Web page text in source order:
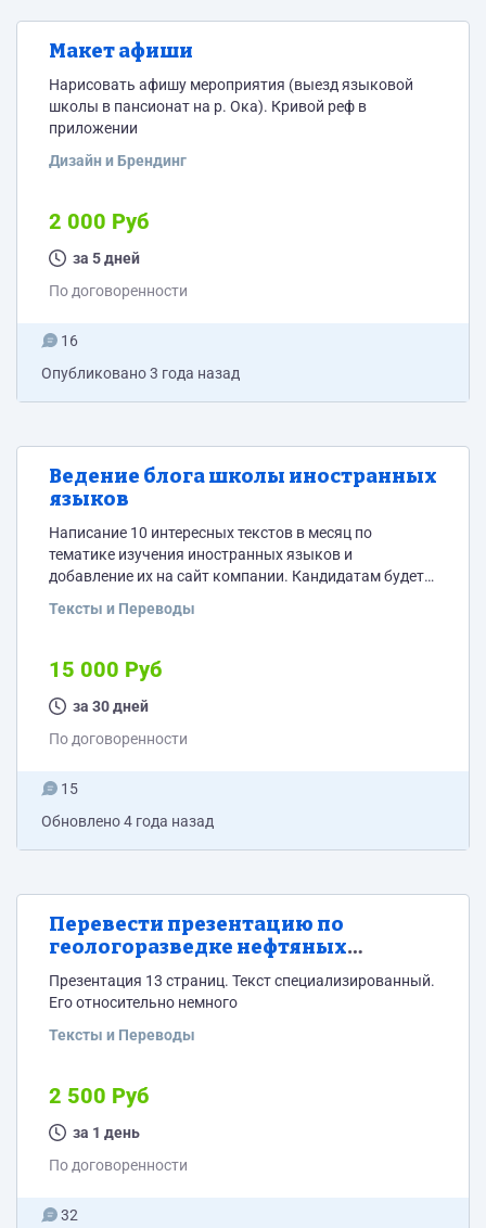
Макет афиши
Нарисовать афишу мероприятия (выезд языковой
школы в пансионат на р. Ока). Кривой реф в
приложении
Дизайн и Брендинг
2 000 Руб
за 5 дней
По договоренности
16
Опубликовано3 года назад
Ведение блога школы иностранных
языков
Написание 10 интересных текстов в месяц по
тематике изучения иностранных языков и
добавление их на сайт компании. Кандидатам будет
Тексты и Переводы
15 000 Руб
за 30 дней
По договоренности
15
Обновлено4 года назад
Перевести презентацию по
геологоразведке нефтяных
месторождений
Презентация 13 страниц. Текст специализированный.
Его относительно немного
Тексты и Переводы
2 500 Руб
за 1 день
По договоренности
32